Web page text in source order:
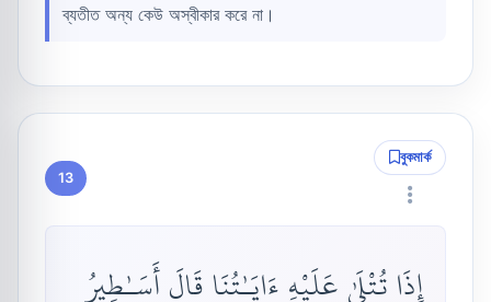
ব্যতীত অন্য কেউ অস্বীকার করে না।
13
বুকমার্ক
إِذَا تُتْلَىٰ عَلَيْهِ ءَايَـٰتُنَا قَالَ أَسَـٰطِيرُ